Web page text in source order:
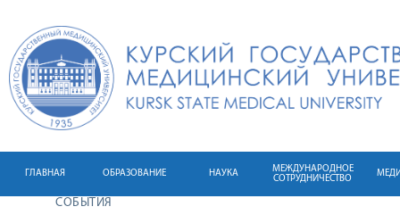
ГЛАВНАЯ ОБРАЗОВАНИЕ НАУКА
МЕЖДУНАРОДНОЕ
СОТРУДНИЧЕСТВО
СОБЫТИЯ